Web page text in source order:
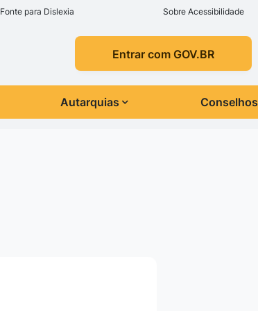
Fonte para Dislexia Sobre Acessibilidade
Entrar com GOV.BR
Autarquias Conselhos